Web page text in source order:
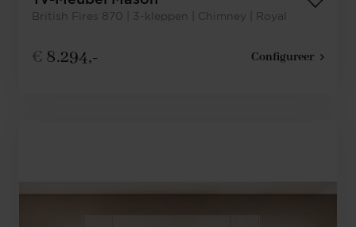
British Fires 870 | 3-kleppen | Chimney | Royal
€ 8.294,- Configureer